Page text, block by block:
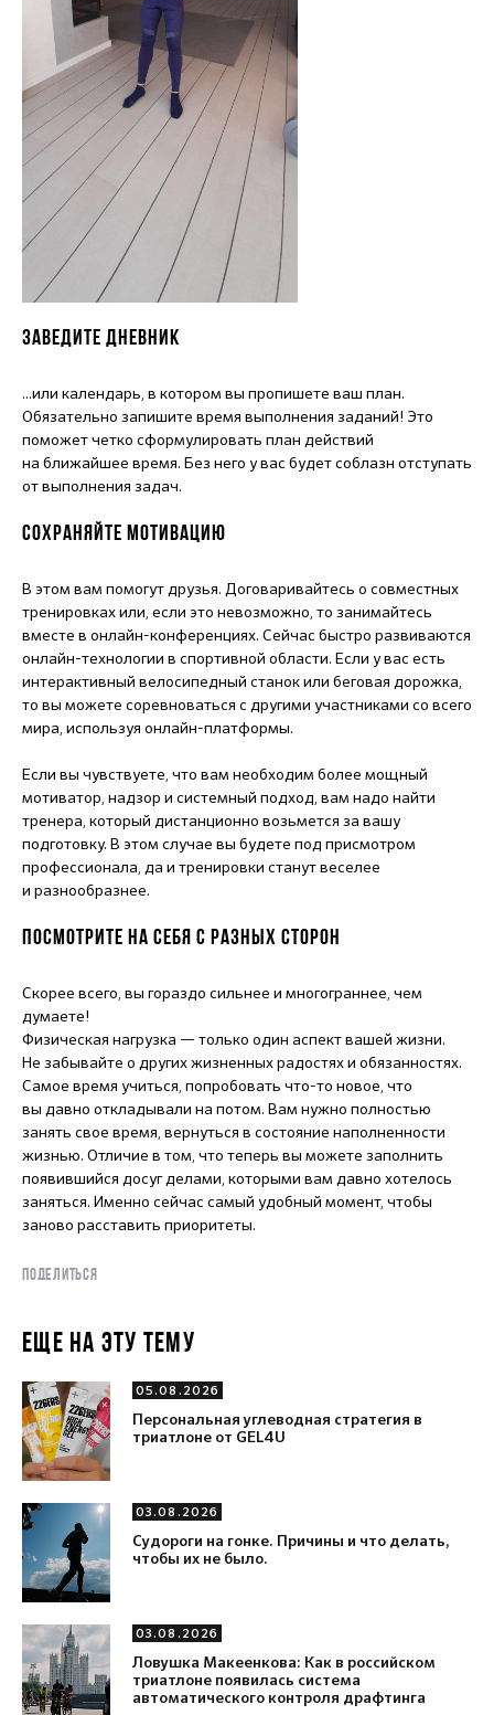
ЗАВЕДИТЕ ДНЕВНИК
...или календарь, в котором вы пропишете ваш план.
Обязательно запишите время выполнения заданий! Это
поможет четко сформулировать план действий
на ближайшее время. Без него у вас будет соблазн отступать
от выполнения задач.
СОХРАНЯЙТЕ МОТИВАЦИЮ
В этом вам помогут друзья. Договаривайтесь о совместных
тренировках или, если это невозможно, то занимайтесь
вместе в онлайн-конференциях. Сейчас быстро развиваются
онлайн-технологии в спортивной области. Если у вас есть
интерактивный велосипедный станок или беговая дорожка,
то вы можете соревноваться с другими участниками со всего
мира, используя онлайн-платформы.
Если вы чувствуете, что вам необходим более мощный
мотиватор, надзор и системный подход, вам надо найти
тренера, который дистанционно возьмется за вашу
подготовку. В этом случае вы будете под присмотром
профессионала, да и тренировки станут веселее
и разнообразнее.
ПОСМОТРИТЕ НА СЕБЯ С РАЗНЫХ СТОРОН
Скорее всего, вы гораздо сильнее и многограннее, чем
думаете!
Физическая нагрузка — только один аспект вашей жизни.
Не забывайте о других жизненных радостях и обязанностях.
Самое время учиться, попробовать что-то новое, что
вы давно откладывали на потом. Вам нужно полностью
занять свое время, вернуться в состояние наполненности
жизнью. Отличие в том, что теперь вы можете заполнить
появившийся досуг делами, которыми вам давно хотелось
заняться. Именно сейчас самый удобный момент, чтобы
заново расставить приоритеты.
ПОДЕЛИТЬСЯ
ЕЩЕ НА ЭТУ ТЕМУ
05.08.2026
Персональная углеводная стратегия в
триатлоне от GEL4U
03.08.2026
Судороги на гонке. Причины и что делать,
чтобы их не было.
03.08.2026
Ловушка Макеенкова: Как в российском
триатлоне появилась система
автоматического контроля драфтинга